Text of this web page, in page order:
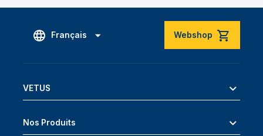
Français Webshop
VETUS
Nos Produits